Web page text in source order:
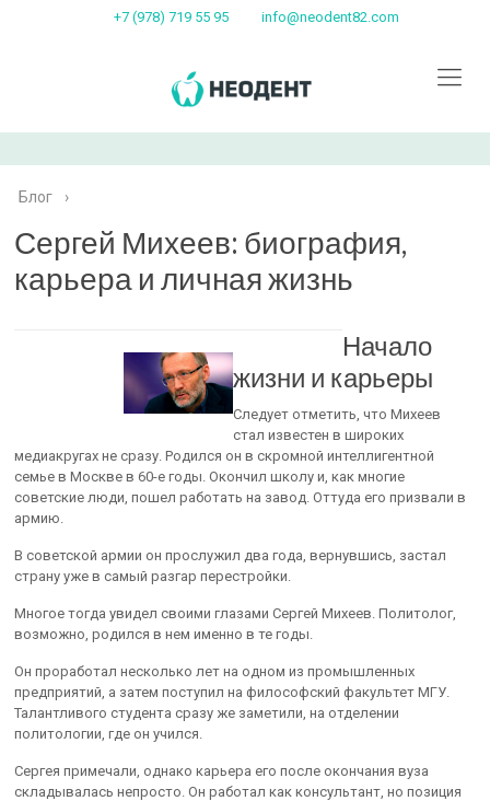
+7 (978) 719 55 95 info@neodent82.com
Блог ›
Сергей Михеев: биография,
карьера и личная жизнь
Начало
жизни и карьеры
Следует отметить, что Михеев
стал известен в широких
медиакругах не сразу. Родился он в скромной интеллигентной
семье в Москве в 60-е годы. Окончил школу и, как многие
советские люди, пошел работать на завод. Оттуда его призвали в
армию.
В советской армии он прослужил два года, вернувшись, застал
страну уже в самый разгар перестройки.
Многое тогда увидел своими глазами Сергей Михеев. Политолог,
возможно, родился в нем именно в те годы.
Он проработал несколько лет на одном из промышленных
предприятий, а затем поступил на философский факультет МГУ.
Талантливого студента сразу же заметили, на отделении
политологии, где он учился.
Сергея примечали, однако карьера его после окончания вуза
складывалась непросто. Он работал как консультант, но позиция